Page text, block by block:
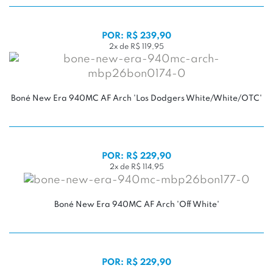
POR: R$ 239,90
2x de R$ 119,95
Boné New Era 940MC AF Arch 'Los Dodgers White/White/OTC'
POR: R$ 229,90
2x de R$ 114,95
Boné New Era 940MC AF Arch 'Off White'
POR: R$ 229,90